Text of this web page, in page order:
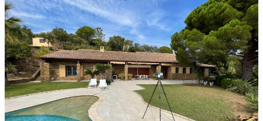
des
visites
virtuelles
:
de
la
simple
visite
à